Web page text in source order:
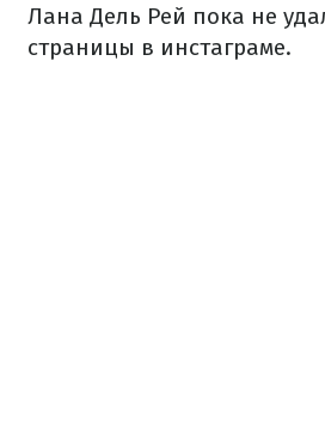
Лана Дель Рей пока не
страницы в инстаграме.